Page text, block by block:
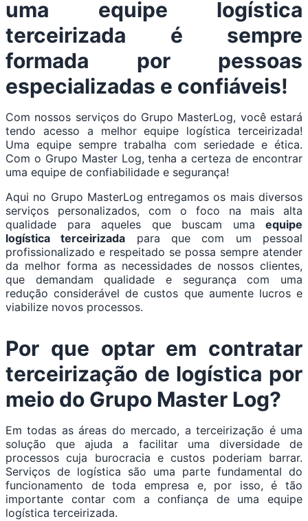
uma equipe logística
terceirizada é sempre
formada por pessoas
especializadas e confiáveis!
Com nossos serviços do Grupo MasterLog, você estará
tendo acesso a melhor equipe logística terceirizada!
Uma equipe sempre trabalha com seriedade e ética.
Com o Grupo Master Log, tenha a certeza de encontrar
uma equipe de confiabilidade e segurança!
Aqui no Grupo MasterLog entregamos os mais diversos
serviços personalizados, com o foco na mais alta
qualidade para aqueles que buscam uma equipe
logística terceirizada para que com um pessoal
profissionalizado e respeitado se possa sempre atender
da melhor forma as necessidades de nossos clientes,
que demandam qualidade e segurança com uma
redução considerável de custos que aumente lucros e
viabilize novos processos.
Por que optar em contratar
terceirização de logística por
meio do Grupo Master Log?
Em todas as áreas do mercado, a terceirização é uma
solução que ajuda a facilitar uma diversidade de
processos cuja burocracia e custos poderiam barrar.
Serviços de logística são uma parte fundamental do
funcionamento de toda empresa e, por isso, é tão
importante contar com a confiança de uma equipe
logística terceirizada.